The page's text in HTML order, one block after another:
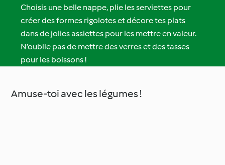
Choisis une belle nappe, plie les serviettes pour
créer des formes rigolotes et décore tes plats
dans de jolies assiettes pour les mettre en valeur.
N’oublie pas de mettre des verres et des tasses
pour les boissons !
Amuse-toi avec les légumes !